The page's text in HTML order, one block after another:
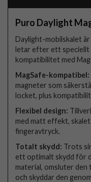
Puro Daylight
Daylight-mobilskalet
letar efter ett speciellt
kompatibilitet med
MagSafe-kompatibel:
magneter som
locket, plus
Flexibel design:
med matt effekt,
fingeravtryck.
Totalt skydd: Trots
ett optimalt skydd för
material, omsluter den
och skyddar den